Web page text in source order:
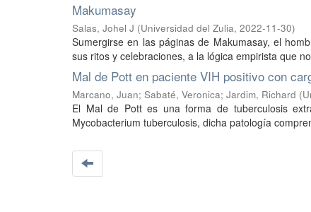
Makumasay
Salas, Johel J (Universidad del Zulia, 2022-11-30)
Sumergirse en las páginas de Makumasay, el
sus ritos y celebraciones, a la lógica empirista que
Mal de Pott en paciente VIH positivo con
Marcano, Juan; Sabaté, Veronica; Jardim, Richard (
El Mal de Pott es una forma de tuberculosis
Mycobacterium tuberculosis, dicha patología